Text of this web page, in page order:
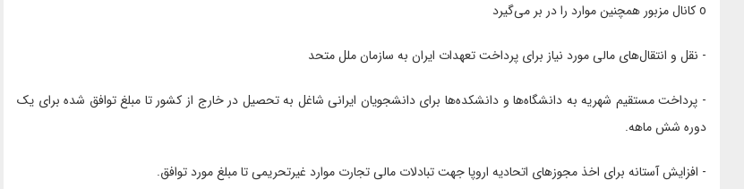
o کانال مزبور همچنین موارد را در بر می‌گیرد
- نقل و انتقال‌های مالی مورد نیاز برای پرداخت تعهدات ایران به سازمان ملل متحد
- پرداخت مستقیم شهریه به دانشگاه‌ها و دانشکده‌ها برای دانشجویان ایرانی شاغل به تحصیل در خارج از کشور تا مبلغ توافق شده برای یک
دوره شش ماهه.
- افزایش آستانه برای اخذ مجوزهای اتحادیه اروپا جهت تبادلات مالی تجارت موارد غیرتحریمی تا مبلغ مورد توافق.